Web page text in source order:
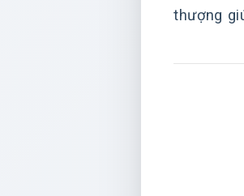
thượng